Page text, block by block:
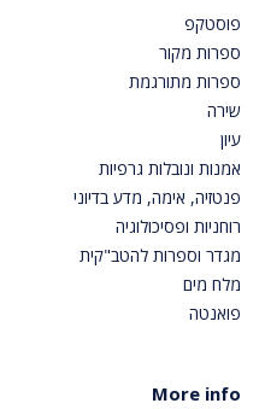
פוסטקפ
ספרות מקור
ספרות מתורגמת
שירה
עיון
אמנות ונובלות גרפיות
פנטזיה, אימה, מדע בדיוני
רוחניות ופסיכולוגיה
מגדר וספרות להטב"קית
מלח מים
פואנטה
More info